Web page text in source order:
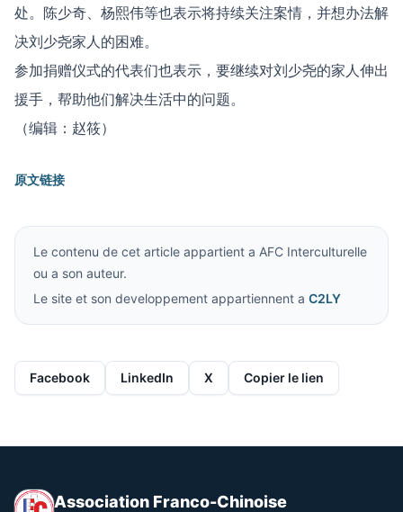
处。陈少奇、杨熙伟等也表示将持续关注案情，并想办法解
决刘少尧家人的困难。
参加捐赠仪式的代表们也表示，要继续对刘少尧的家人伸出
援手，帮助他们解决生活中的问题。
（编辑：赵筱）
原文链接
Le contenu de cet article appartient a AFC Interculturelle
ou a son auteur.
Le site et son developpement appartiennent a C2LY
Facebook LinkedIn X Copier le lien
Association Franco-Chinoise